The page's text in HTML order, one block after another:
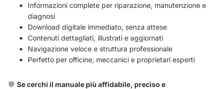
Informazioni complete per riparazione, manutenzione e
diagnosi
Download digitale immediato, senza attese
Contenuti dettagliati, illustrati e aggiornati
Navigazione veloce e struttura professionale
Perfetto per officine, meccanici e proprietari esperti
💬 Se cerchi il manuale più affidabile, preciso e